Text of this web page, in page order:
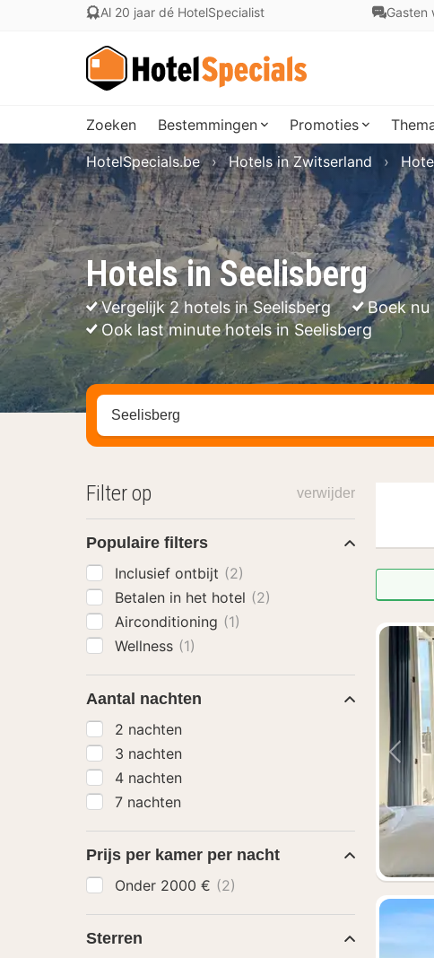
Al 20 jaar dé HotelSpecialist Gasten
Zoeken Bestemmingen Promoties
Hotels in Seelisberg
Vergelijk 2 hotels in Seelisberg
Boek
Ook last minute hotels in Seelisberg
HotelSpecials.be Hotels in Zwitserland
Zoek op hotel, regio of stad
Filter op verwijder
Populaire filters
Inclusief ontbijt (2)
Betalen in het hotel (2)
Airconditioning (1)
Wellness (1)
Aantal nachten
2 nachten
3 nachten
4 nachten
7 nachten
Prijs per kamer per nacht
Onder 2000 € (2)
Sterren